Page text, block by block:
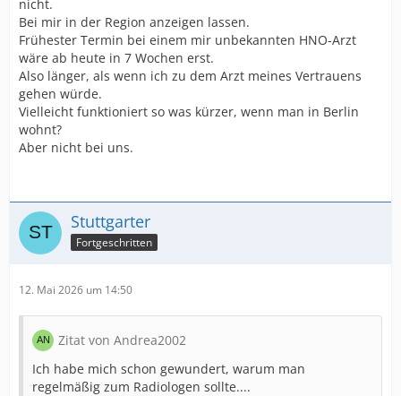
nicht.
Bei mir in der Region anzeigen lassen.
Frühester Termin bei einem mir unbekannten HNO-Arzt
wäre ab heute in 7 Wochen erst.
Also länger, als wenn ich zu dem Arzt meines Vertrauens
gehen würde.
Vielleicht funktioniert so was kürzer, wenn man in Berlin
wohnt?
Aber nicht bei uns.
Stuttgarter
Fortgeschritten
12. Mai 2026 um 14:50
Zitat von Andrea2002
Ich habe mich schon gewundert, warum man
regelmäßig zum Radiologen sollte....